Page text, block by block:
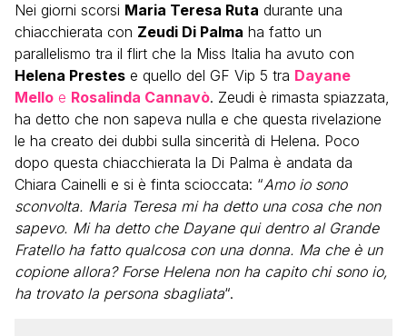
Nei giorni scorsi Maria Teresa Ruta durante una
chiacchierata con Zeudi Di Palma ha fatto un
parallelismo tra il flirt che la Miss Italia ha avuto con
Helena Prestes e quello del GF Vip 5 tra Dayane
Mello e Rosalinda Cannavò. Zeudi è rimasta spiazzata,
ha detto che non sapeva nulla e che questa rivelazione
le ha creato dei dubbi sulla sincerità di Helena. Poco
dopo questa chiacchierata la Di Palma è andata da
Chiara Cainelli e si è finta scioccata: “Amo io sono
sconvolta. Maria Teresa mi ha detto una cosa che non
sapevo. Mi ha detto che Dayane qui dentro al Grande
Fratello ha fatto qualcosa con una donna. Ma che è un
copione allora? Forse Helena non ha capito chi sono io,
ha trovato la persona sbagliata“.